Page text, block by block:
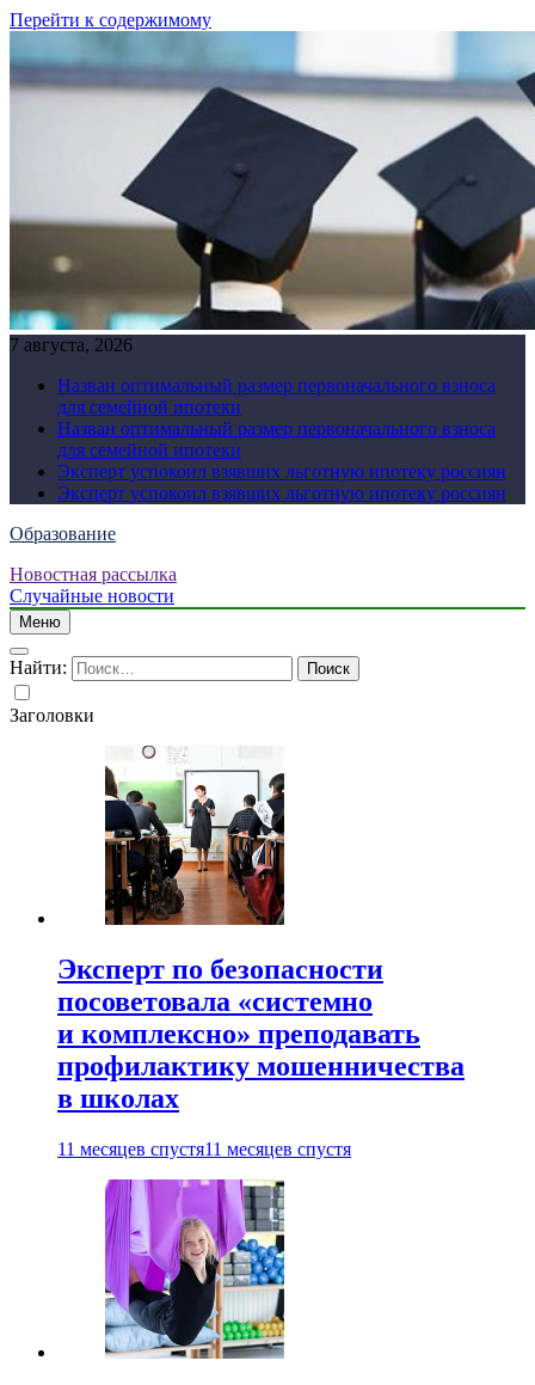
Перейти к содержимому
7 августа, 2026
Назван оптимальный размер первоначального взноса
для семейной ипотеки
Назван оптимальный размер первоначального взноса
для семейной ипотеки
Эксперт успокоил взявших льготную ипотеку россиян
Эксперт успокоил взявших льготную ипотеку россиян
Образование
Новостная рассылка
Случайные новости
Меню
Найти:
Заголовки
Эксперт по безопасности
посоветовала «системно
и комплексно» преподавать
профилактику мошенничества
в школах
11 месяцев спустя11 месяцев спустя